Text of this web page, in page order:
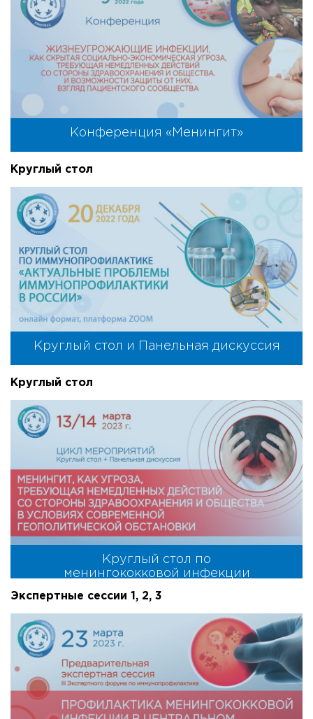
Конференция «Менингит»
Круглый стол
Круглый стол и Панельная дискуссия
Круглый стол
Круглый стол по
менингококковой инфекции
Экспертные сессии 1, 2, 3